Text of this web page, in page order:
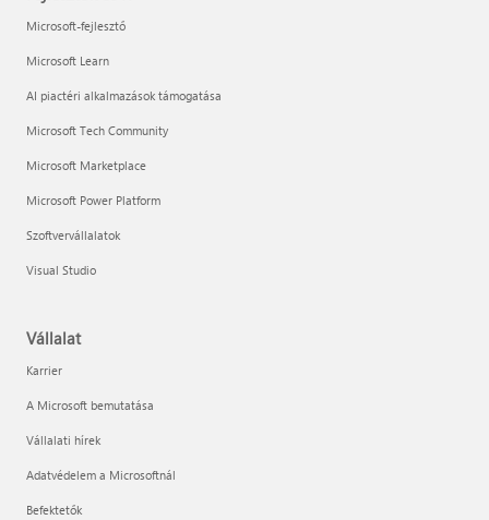
Microsoft-fejlesztő
Microsoft Learn
AI piactéri alkalmazások támogatása
Microsoft Tech Community
Microsoft Marketplace
Microsoft Power Platform
Szoftvervállalatok
Visual Studio
Vállalat
Karrier
A Microsoft bemutatása
Vállalati hírek
Adatvédelem a Microsoftnál
Befektetők